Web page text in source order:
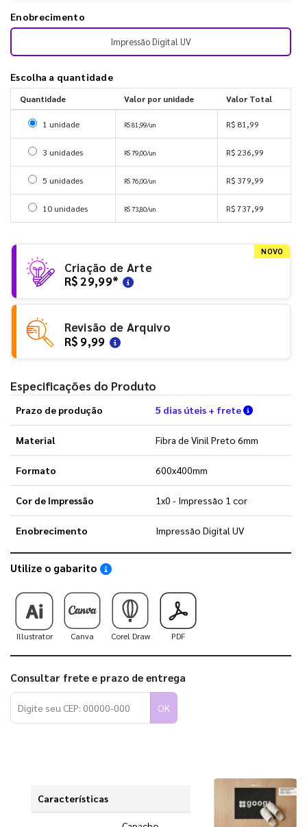
Enobrecimento
Impressão Digital UV
Escolha a quantidade
Quantidade Valor por unidade Valor Total
Selecionar 1 unidade
1 unidade R$ 81,99/un R$ 81,99
Selecionar 3 unidades
3 unidades R$ 79,00/un R$ 236,99
Selecionar 5 unidades
5 unidades R$ 76,00/un R$ 379,99
Selecionar 10 unidades
10 unidades R$ 73,80/un R$ 737,99
NOVO
Criação de Arte
R$ 29,99*
Revisão de Arquivo
R$ 9,99
Especificações do Produto
Prazo de produção 5 dias úteis + frete Verifique
Material Fibra de Vinil Preto 6mm
Formato 600x400mm
Cor de Impressão 1x0 - Impressão 1 cor
Enobrecimento Impressão Digital UV
Utilize o gabarito Saiba como utilizar os nossos gabaritos
Illustrator Canva Corel Draw PDF
Consultar frete e prazo de entrega
OK
Características